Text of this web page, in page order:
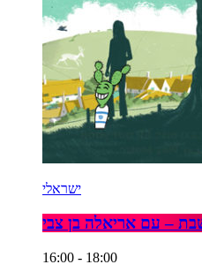
ישראלי
– עם אריאלה בן צבי
16:00 - 18:00